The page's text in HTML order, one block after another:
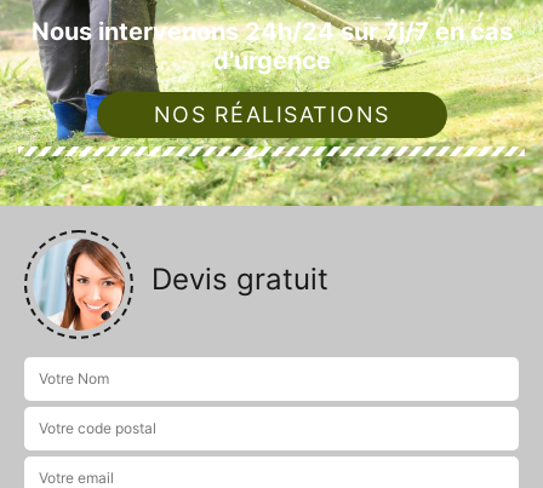
Nous intervenons 24h/24 sur 7j/7 en cas
d'urgence
NOS RÉALISATIONS
Devis gratuit